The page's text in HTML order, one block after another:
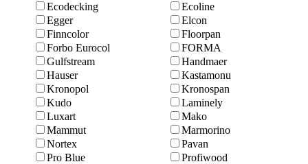
Ecodecking
Ecoline
Egger
Elcon
Finncolor
Floorpan
Forbo Eurocol
FORMA
Gulfstream
Handmaer
Hauser
Kastamonu
Kronopol
Kronospan
Kudo
Laminely
Luxart
Mako
Mammut
Marmоrino
Nortex
Pavan
Pro Blue
Profiwood